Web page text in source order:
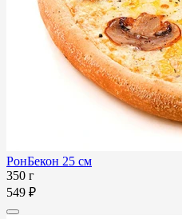
РонБекон 25 см
350 г
549 ₽